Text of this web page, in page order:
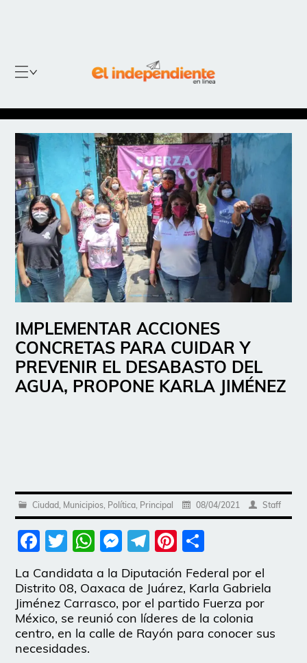
IMPLEMENTAR ACCIONES
CONCRETAS PARA CUIDAR Y
PREVENIR EL DESABASTO DEL
AGUA, PROPONE KARLA JIMÉNEZ
Ciudad, Municipios, Política, Principal 08/04/2021 Staff
Facebook
Twitter
WhatsApp
Messenger
Telegram
Pinterest
La Candidata a la Diputación Federal por el
Distrito 08, Oaxaca de Juárez, Karla Gabriela
Jiménez Carrasco, por el partido Fuerza por
México, se reunió con líderes de la colonia
centro, en la calle de Rayón para conocer sus
necesidades.